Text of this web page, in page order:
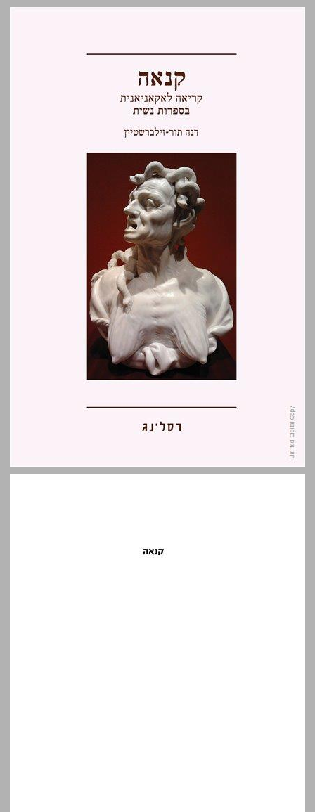
קנאה: קריאה לאקאניאנית בספרות נשית ... 0